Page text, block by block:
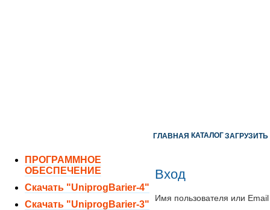
ПРОГРАММНОЕ
ОБЕСПЕЧЕНИЕ
Скачать "UniprogBarier-4"
Скачать "UniprogBarier-3"
ГЛАВНАЯ КАТАЛОГЗАГРУЗИТЬ
Вход
Имя пользователя или